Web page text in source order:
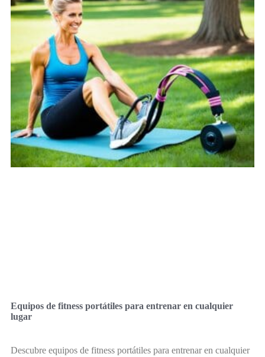
Equipos de fitness portátiles para entrenar en cualquier
lugar
Descubre equipos de fitness portátiles para entrenar en cualquier